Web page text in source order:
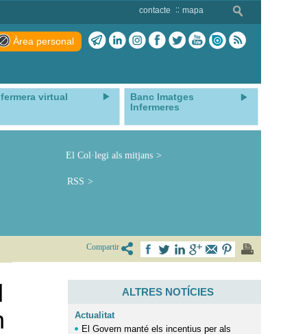
contacte mapa
Àrea personal
virtual
Banc Imatges
Infermeres
El Col·legi als mitjans
RSS
Compartir
ALTRES NOTÍCIES
Actualitat
El Govern manté els incentius per als